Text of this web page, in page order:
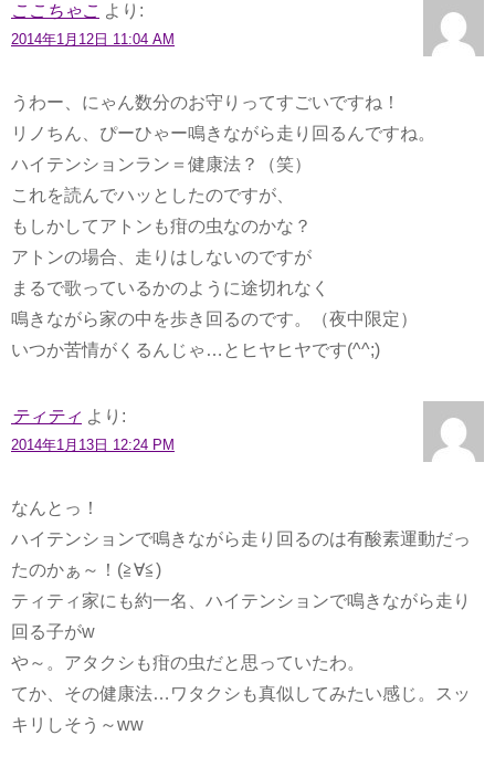
ここちゃこ より:
2014年1月12日 11:04 AM
うわー、にゃん数分のお守りってすごいですね！
リノちん、ぴーひゃー鳴きながら走り回るんですね。
ハイテンションラン＝健康法？（笑）
これを読んでハッとしたのですが、
もしかしてアトンも疳の虫なのかな？
アトンの場合、走りはしないのですが
まるで歌っているかのように途切れなく
鳴きながら家の中を歩き回るのです。（夜中限定）
いつか苦情がくるんじゃ…とヒヤヒヤです(^^;)
ティティ より:
2014年1月13日 12:24 PM
なんとっ！
ハイテンションで鳴きながら走り回るのは有酸素運動だっ
たのかぁ～！(≧∀≦)
ティティ家にも約一名、ハイテンションで鳴きながら走り
回る子がw
や～。アタクシも疳の虫だと思っていたわ。
てか、その健康法…ワタクシも真似してみたい感じ。スッ
キリしそう～ww